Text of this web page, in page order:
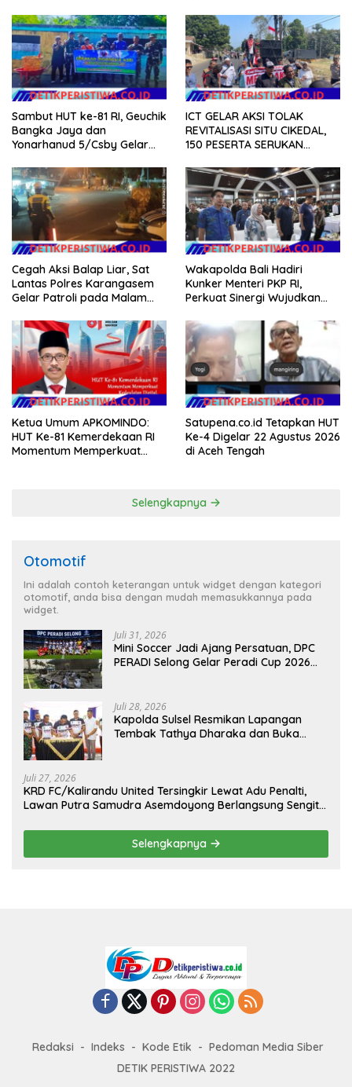
Sambut HUT ke-81 RI, Geuchik
Bangka Jaya dan
Yonarhanud 5/Csby Gelar
Gerakan Indonesia Asri
ICT GELAR AKSI TOLAK
REVITALISASI SITU CIKEDAL,
150 PESERTA SERUKAN
Cegah Aksi Balap Liar, Sat
Lantas Polres Karangasem
Gelar Patroli pada Malam
Wakapolda Bali Hadiri
Kunker Menteri PKP RI,
Perkuat Sinergi Wujudkan
Masyarakat
Ketua Umum APKOMINDO:
HUT Ke-81 Kemerdekaan RI
Momentum Memperkuat
Satupena.co.id Tetapkan HUT
Ke-4 Digelar 22 Agustus 2026
di Aceh Tengah
Selengkapnya
Otomotif
Ini adalah contoh keterangan untuk widget dengan kategori
otomotif, anda bisa dengan mudah memasukkannya pada
widget.
Juli 31, 2026
Mini Soccer Jadi Ajang Persatuan, DPC
PERADI Selong Gelar Peradi Cup 2026
Juli 28, 2026
Kapolda Sulsel Resmikan Lapangan
Tembak Tathya Dharaka dan Buka
Juli 27, 2026
KRD FC/Kalirandu United Tersingkir Lewat Adu Penalti,
Lawan Putra Samudra Asemdoyong Berlangsung Sengit
Selengkapnya
Redaksi Indeks Kode Etik
Pedoman Media Siber
DETIK PERISTIWA 2022